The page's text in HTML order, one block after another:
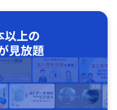
以上の
見放題